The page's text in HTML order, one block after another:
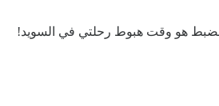
هو وقت هبوط رحلتي في السويد!